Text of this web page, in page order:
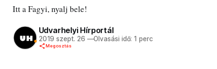
Itt a Fagyi, nyalj bele!
Udvarhelyi Hírportál
2019 szept. 26 —Olvasási idő: 1 perc
Megosztás